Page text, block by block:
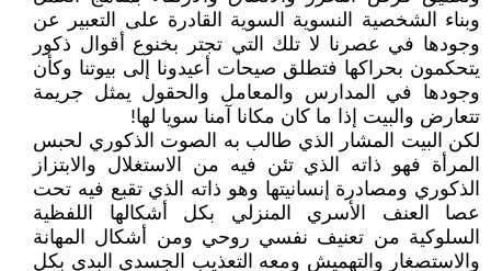
وبناء الشخصية النسوية السوية القادرة على التعبير عن
وجودها في عصرنا لا تلك التي تجتر بخنوع أقوال ذكور
يتحكمون بحراكها فتطلق صيحات أعيدونا إلى بيوتنا وكأن
وجودها في المدارس والمعامل والحقول يمثل جريمة
تتعارض والبيت إذا ما كان مكانا آمنا سويا لها!
لكن البيت المشار الذي طالب به الصوت الذكوري لحبس
المرأة فهو ذاته الذي تئن فيه من الاستغلال والابتزاز
الذكوري ومصادرة إنسانيتها وهو ذاته الذي تقبع فيه تحت
عصا العنف الأسري المنزلي بكل أشكالها اللفظية
السلوكية من تعنيف نفسي روحي ومن أشكال المهانة
والاستصغار والتهميش ومعه التعذيب الجسدي البدي بكل